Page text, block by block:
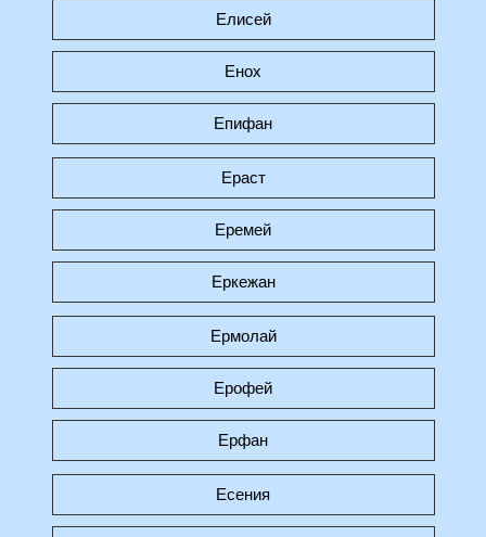
Елисей
Енох
Епифан
Ераст
Еремей
Еркежан
Ермолай
Ерофей
Ерфан
Есения